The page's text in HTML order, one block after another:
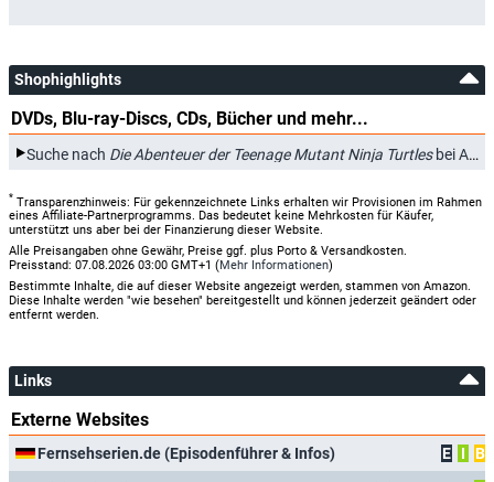
Shophighlights
DVDs, Blu-ray-Discs, CDs, Bücher und mehr...
Suche nach Die Abenteuer der Teenage Mutant Ninja Turtlesbei Amazon.de
* Transparenzhinweis: Für gekennzeichnete Links erhalten wir Provisionen im Rahmen
eines Affiliate-Partnerprogramms. Das bedeutet keine Mehrkosten für Käufer,
unterstützt uns aber bei der Finanzierung dieser Website.
Alle Preisangaben ohne Gewähr, Preise ggf. plus Porto & Versandkosten.
Preisstand: 07.08.2026 03:00 GMT+1 (Mehr Informationen)
Bestimmte Inhalte, die auf dieser Website angezeigt werden, stammen von Amazon.
Diese Inhalte werden "wie besehen" bereitgestellt und können jederzeit geändert oder
entfernt werden.
Links
Externe Websites
Fernsehserien.de (Episodenführer & Infos) E I
B